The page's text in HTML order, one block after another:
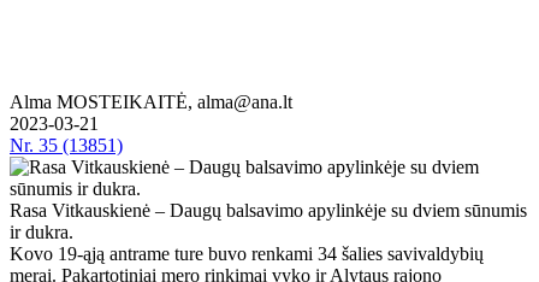
Alma MOSTEIKAITĖ, alma@ana.lt
2023-03-21
Nr. 35 (13851)
Rasa Vitkauskienė – Daugų balsavimo apylinkėje su dviem sūnumis
ir dukra.
Kovo 19-ąją antrame ture buvo renkami 34 šalies savivaldybių
merai. Pakartotiniai mero rinkimai vyko ir Alytaus rajono